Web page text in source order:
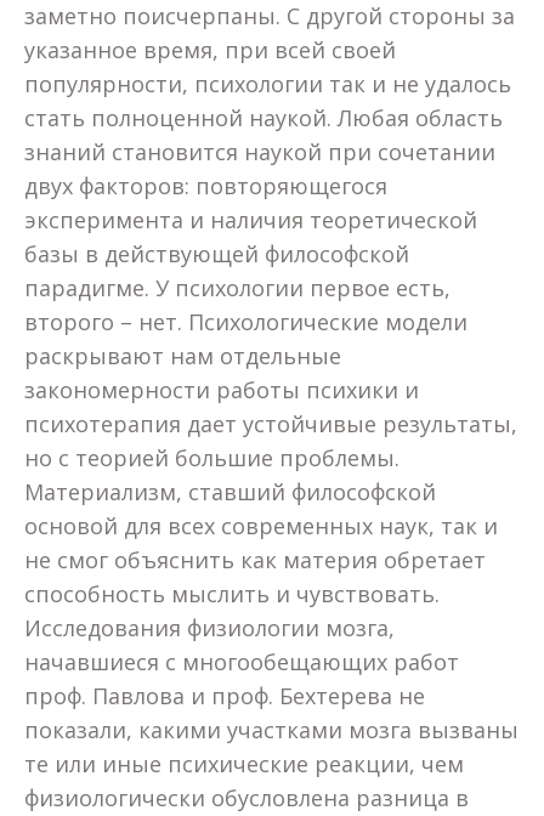
заметно поисчерпаны. С другой стороны за
указанное время, при всей своей
популярности, психологии так и не удалось
стать полноценной наукой. Любая область
знаний становится наукой при сочетании
двух факторов: повторяющегося
эксперимента и наличия теоретической
базы в действующей философской
парадигме. У психологии первое есть,
второго – нет. Психологические модели
раскрывают нам отдельные
закономерности работы психики и
психотерапия дает устойчивые результаты,
но с теорией большие проблемы.
Материализм, ставший философской
основой для всех современных наук, так и
не смог объяснить как материя обретает
способность мыслить и чувствовать.
Исследования физиологии мозга,
начавшиеся с многообещающих работ
проф. Павлова и проф. Бехтерева не
показали, какими участками мозга вызваны
те или иные психические реакции, чем
физиологически обусловлена разница в